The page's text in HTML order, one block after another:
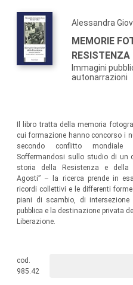
Alessandra
MEMORIE
RESISTENZA
Immagini
autonarrazioni
Il libro tratta della memoria
cui formazione hanno concorso i
secondo conflitto mondiale
Soffermandosi sullo studio di un
storia della Resistenza e della
Agosti” – la ricerca prende in
ricordi collettivi e le differenti
piani di scambio, di
pubblica e la destinazione privata
Liberazione.
cod.
985.42